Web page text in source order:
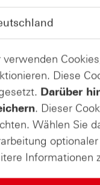
verwenden
Diese
Darüber
. Dieser
Wählen Sie
Informationen